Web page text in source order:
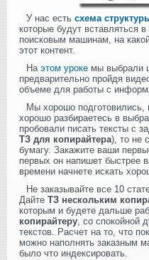
У нас есть схема
которые будут вставляться
поисковым машинам, на
этот контент.
На этом уроке мы выбрали
предварительно пройдя
объеме для работы с
Мы хорошо подготовились,
хорошо разбираетесь в
пробовали писать тексты с
ТЗ для копирайтера), то не
бумагу. Закажите ваши
первых он напишет быстрее
времени начнете искать
Не заказывайте все 10
Дайте ТЗ нескольким
которым и будете дальше
копирайтеру, со спокойной
текстов. Расчет на то, что
можно наполнять заказным
было что индексировать.